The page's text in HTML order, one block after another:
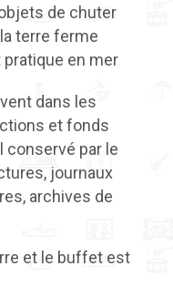
de chuter
terre ferme
en mer
dans les
et fonds
conservé par le
journaux
archives de
et le buffet est